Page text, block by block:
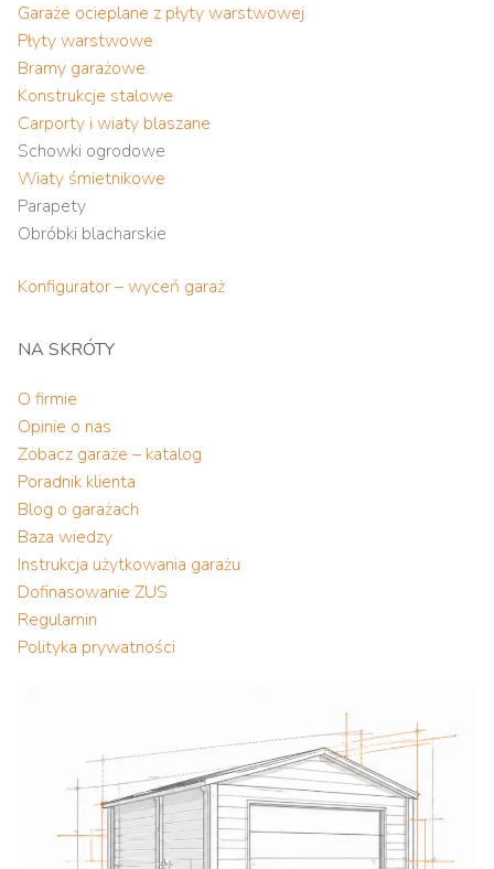
Garaże ocieplane z płyty warstwowej
Płyty warstwowe
Bramy garażowe
Konstrukcje stalowe
Carporty i wiaty blaszane
Schowki ogrodowe
Wiaty śmietnikowe
Parapety
Obróbki blacharskie
Konfigurator – wyceń garaż
NA SKRÓTY
O firmie
Opinie o nas
Zobacz garaże – katalog
Poradnik klienta
Blog o garażach
Baza wiedzy
Instrukcja użytkowania garażu
Dofinasowanie ZUS
Regulamin
Polityka prywatności